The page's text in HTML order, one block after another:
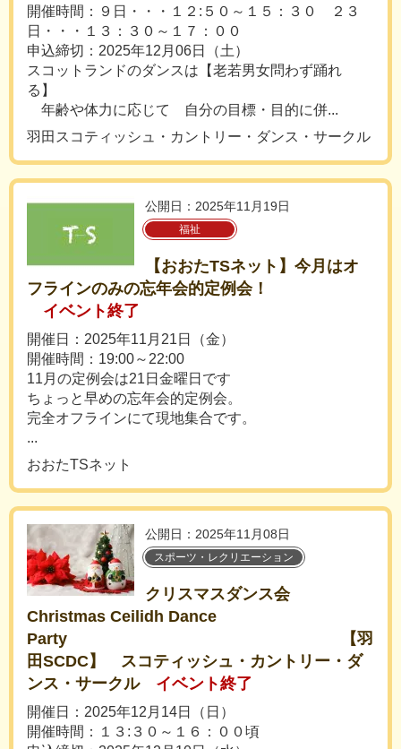
開催時間：９日・・・１２:５０～１５：３０ ２３
日・・・１３：３０～１７：００
申込締切：2025年12月06日（土）
スコットランドのダンスは【老若男女問わず踊れ
る】
年齢や体力に応じて 自分の目標・目的に併...
羽田スコティッシュ・カントリー・ダンス・サークル
公開日：2025年11月19日
福祉
【おおたTSネット】今月はオ
フラインのみの忘年会的定例会！
イベント終了
開催日：2025年11月21日（金）
開催時間：19:00～22:00
11月の定例会は21日金曜日です
ちょっと早めの忘年会的定例会。
完全オフラインにて現地集合です。
...
おおたTSネット
公開日：2025年11月08日
スポーツ・レクリエーション
クリスマスダンス会
Christmas Ceilidh Dance
Party 【羽
田SCDC】 スコティッシュ・カントリー・ダ
ンス・サークル
イベント終了
開催日：2025年12月14日（日）
開催時間：１３:３０～１６：００頃